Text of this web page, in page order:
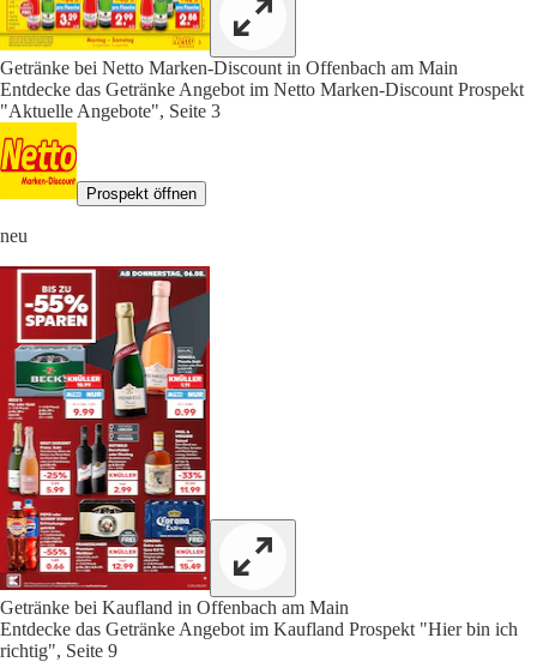
Getränke bei Netto Marken-Discount in Offenbach am Main
Entdecke das Getränke Angebot im Netto Marken-Discount Prospekt
"Aktuelle Angebote", Seite 3
Prospekt öffnen
neu
Getränke bei Kaufland in Offenbach am Main
Entdecke das Getränke Angebot im Kaufland Prospekt "Hier bin ich
richtig", Seite 9